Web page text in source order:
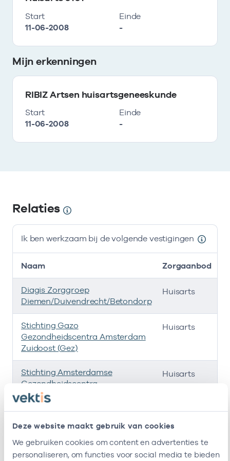
Deze website maakt gebruik van cookies
We gebruiken cookies om content en advertenties te
personaliseren, om functies voor social media te bieden
Start
11-06-2008
Einde
-
Mijn erkenningen
RIBIZ Artsen huisartsgeneeskunde
Start
11-06-2008
Einde
-
Relaties
Ik ben werkzaam bij de volgende vestigingen
Naam Zorgaanbod
Diagis Zorggroep
Diemen/Duivendrecht/Betondorp
Huisarts
Stichting Gazo
Gezondheidscentra Amsterdam
Zuidoost (Gez)
Huisarts
Stichting Amsterdamse
Gezondheidscentra
Huisarts
Huisarts
Ondersteuningsorganisatie
Zuidoost B.v.